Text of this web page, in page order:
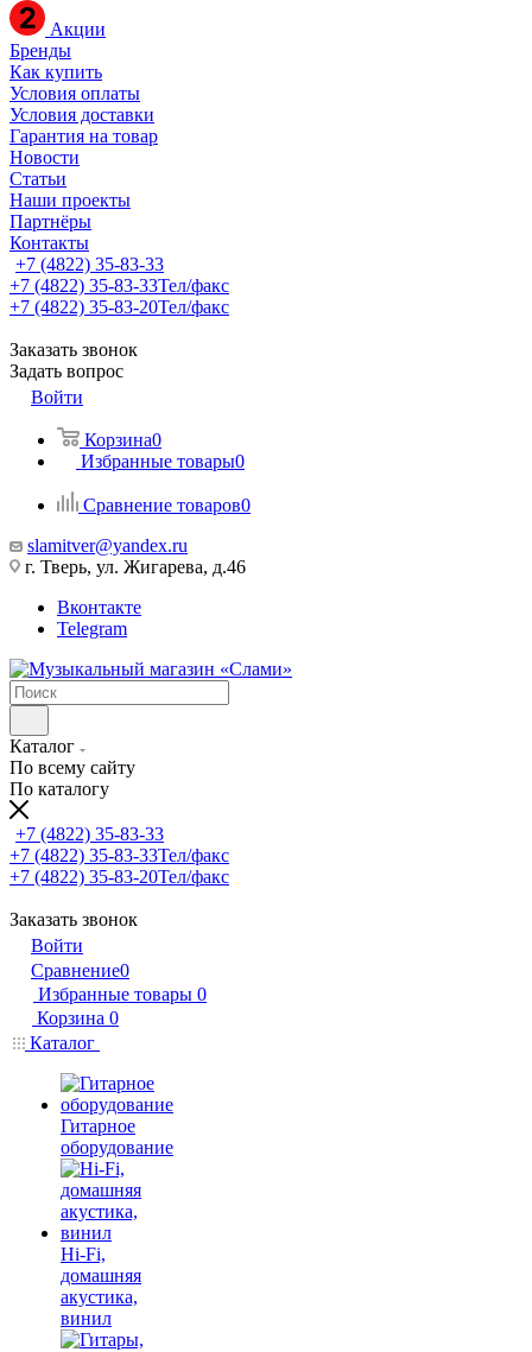
Акции
Бренды
Как купить
Условия оплаты
Условия доставки
Гарантия на товар
Новости
Статьи
Наши проекты
Партнёры
Контакты
+7 (4822) 35-83-33
+7 (4822) 35-83-33Тел/факс
+7 (4822) 35-83-20Тел/факс
Заказать звонок
Задать вопрос
Войти
Корзина0
Избранные товары0
Сравнение товаров0
slamitver@yandex.ru
г. Тверь, ул. Жигарева, д.46
Вконтакте
Telegram
Каталог
По всему сайту
По каталогу
+7 (4822) 35-83-33
+7 (4822) 35-83-33Тел/факс
+7 (4822) 35-83-20Тел/факс
Заказать звонок
Войти
Сравнение0
Избранные товары 0
Корзина 0
Каталог
Гитарное
оборудование
Hi-Fi,
домашняя
акустика,
винил